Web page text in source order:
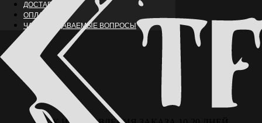
ДОСТАВКА
ОПЛАТА
ЧАСТО ЗАДАВАЕМЫЕ ВОПРОСЫ